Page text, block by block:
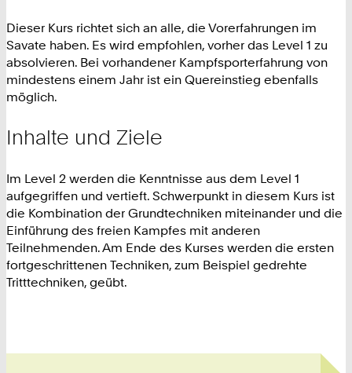
Dieser Kurs richtet sich an alle, die Vorerfahrungen im
Savate haben. Es wird empfohlen, vorher das Level 1 zu
absolvieren. Bei vorhandener Kampfsporterfahrung von
mindestens einem Jahr ist ein Quereinstieg ebenfalls
möglich.
Inhalte und Ziele
Im Level 2 werden die Kenntnisse aus dem Level 1
aufgegriffen und vertieft. Schwerpunkt in diesem Kurs ist
die Kombination der Grundtechniken miteinander und die
Einführung des freien Kampfes mit anderen
Teilnehmenden. Am Ende des Kurses werden die ersten
fortgeschrittenen Techniken, zum Beispiel gedrehte
Tritttechniken, geübt.